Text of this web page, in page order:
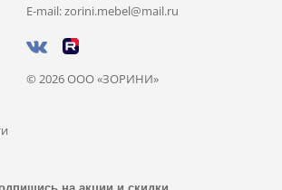
E-mail: zorini.mebel@mail.ru
© 2026 ООО «ЗОРИНИ»